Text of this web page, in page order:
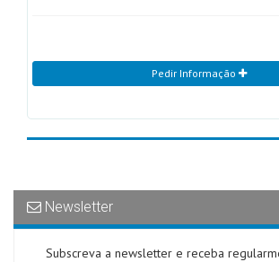
Pedir Informação
Newsletter
Subscreva a newsletter e receba